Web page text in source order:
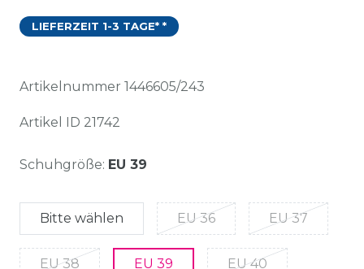
LIEFERZEIT 1-3 TAGE* *
Artikelnummer 1446605/243
Artikel ID 21742
Schuhgröße: EU 39
Bitte wählen EU 36 EU 37
EU 38 EU 39 EU 40